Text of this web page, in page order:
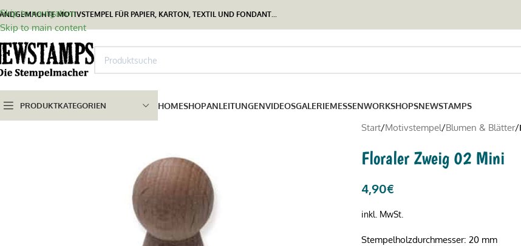
Skip to navigation
Skip to main content
MOTIVSTEMPEL FÜR PAPIER, KARTON, TEXTIL UND FONDANT...
PRODUKTKATEGORIEN HOMESHOPANLEITUNGENVIDEOSGALERIEMESSENWORKSHOPSNEWSTAMPS
Start/Motivstempel/Blumen & Blätter/
Floraler Zweig 02 Mini
4,90€
inkl. MwSt.
Stempelholzdurchmesser: 20 mm